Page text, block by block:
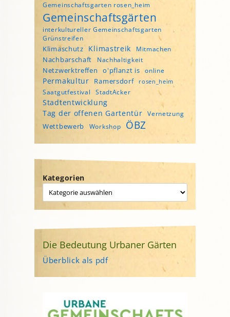
Gemeinschaftsgarten rosen_heim
Gemeinschaftsgärten
interkultureller Gemeinschaftsgarten
Grünstreifen
Klimaschutz Klimastreik Mitmachen
Nachbarschaft Nachhaltigkeit
Netzwerktreffen o'pflanzt is online
Permakultur Ramersdorf rosen_heim
Saatgutfestival StadtAcker
Stadtentwicklung
Tag der offenen Gartentür
Vernetzung
Wettbewerb Workshop ÖBZ
Kategorien
Die Bedeutung Urbaner Gärten
Überblick als pdf